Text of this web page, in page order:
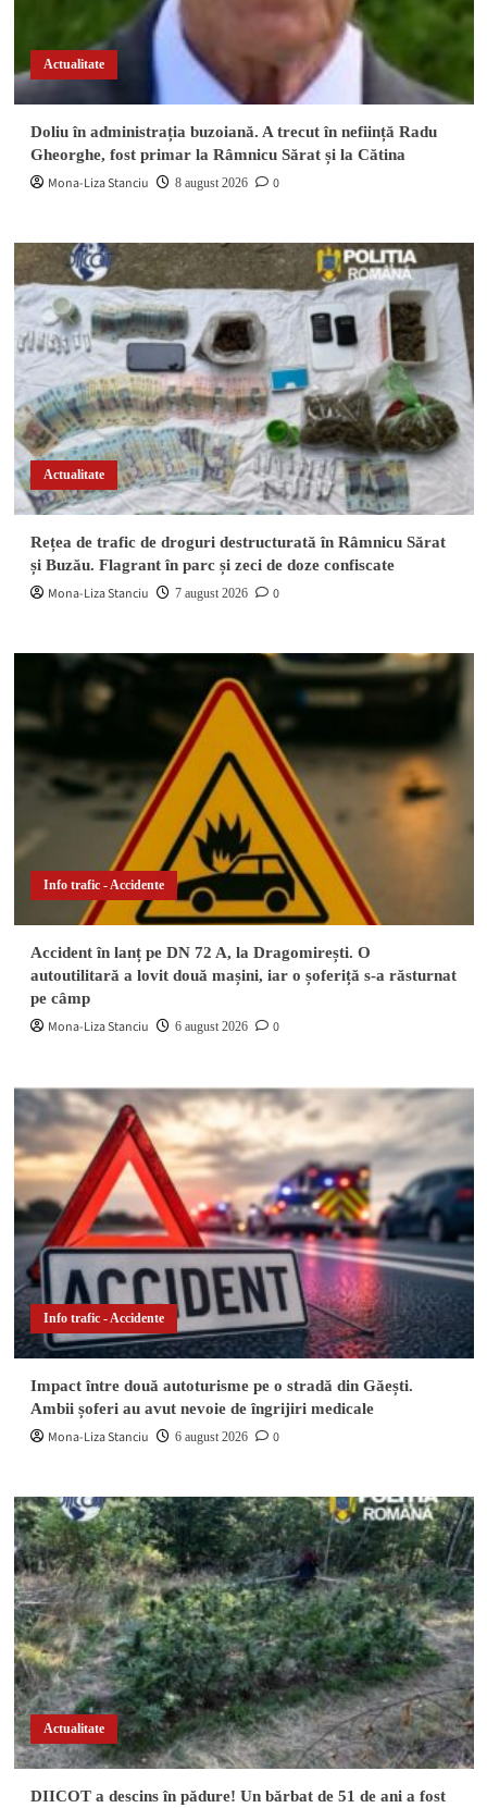
Actualitate
Doliu în administrația buzoiană. A trecut în neființă Radu
Gheorghe, fost primar la Râmnicu Sărat și la Cătina
Mona-Liza Stanciu 8 august 2026 0
Actualitate
Rețea de trafic de droguri destructurată în Râmnicu Sărat
și Buzău. Flagrant în parc și zeci de doze confiscate
Mona-Liza Stanciu 7 august 2026 0
Info trafic - Accidente
Accident în lanț pe DN 72 A, la Dragomirești. O
autoutilitară a lovit două mașini, iar o șoferiță s-a răsturnat
pe câmp
Mona-Liza Stanciu 6 august 2026 0
Info trafic - Accidente
Impact între două autoturisme pe o stradă din Găești.
Ambii șoferi au avut nevoie de îngrijiri medicale
Mona-Liza Stanciu 6 august 2026 0
Actualitate
DIICOT a descins în pădure! Un bărbat de 51 de ani a fost